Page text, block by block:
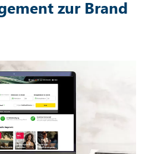
zur Brand